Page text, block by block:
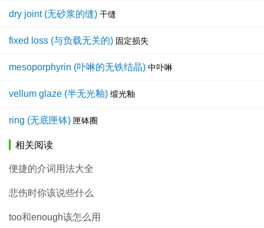
dry joint (无砂浆的缝) 干缝
fixed loss (与负载无关的) 固定损失
mesoporphyrin (卟啉的无铁结晶) 中卟啉
vellum glaze (半无光釉) 缎光釉
ring (无底匣钵) 匣钵圈
相关阅读
便捷的介词用法大全
悲伤时你该说些什么
too和enough该怎么用